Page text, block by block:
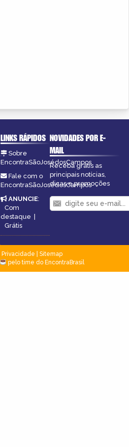
LINKS RÁPIDOS
Sobre
EncontraSãoJosédosCampos
Fale com o
EncontraSãoJosédosCampos
ANUNCIE:
Com
destaque |
Grátis
NOVIDADES POR E-
MAIL
Receba grátis as
principais notícias,
dicas e promoções
Privacidade
Sitemap
pelo time do EncontraBrasil